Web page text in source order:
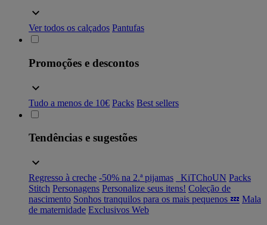
Ver todos os calçados Pantufas
Promoções e descontos
Tudo a menos de 10€ Packs Best sellers
Tendências e sugestões
Regresso à creche -50% na 2.ª pijamas _KiTChoUN Packs
Stitch Personagens Personalize seus itens! Coleção de
nascimento Sonhos tranquilos para os mais pequenos 💤 Mala
de maternidade Exclusivos Web